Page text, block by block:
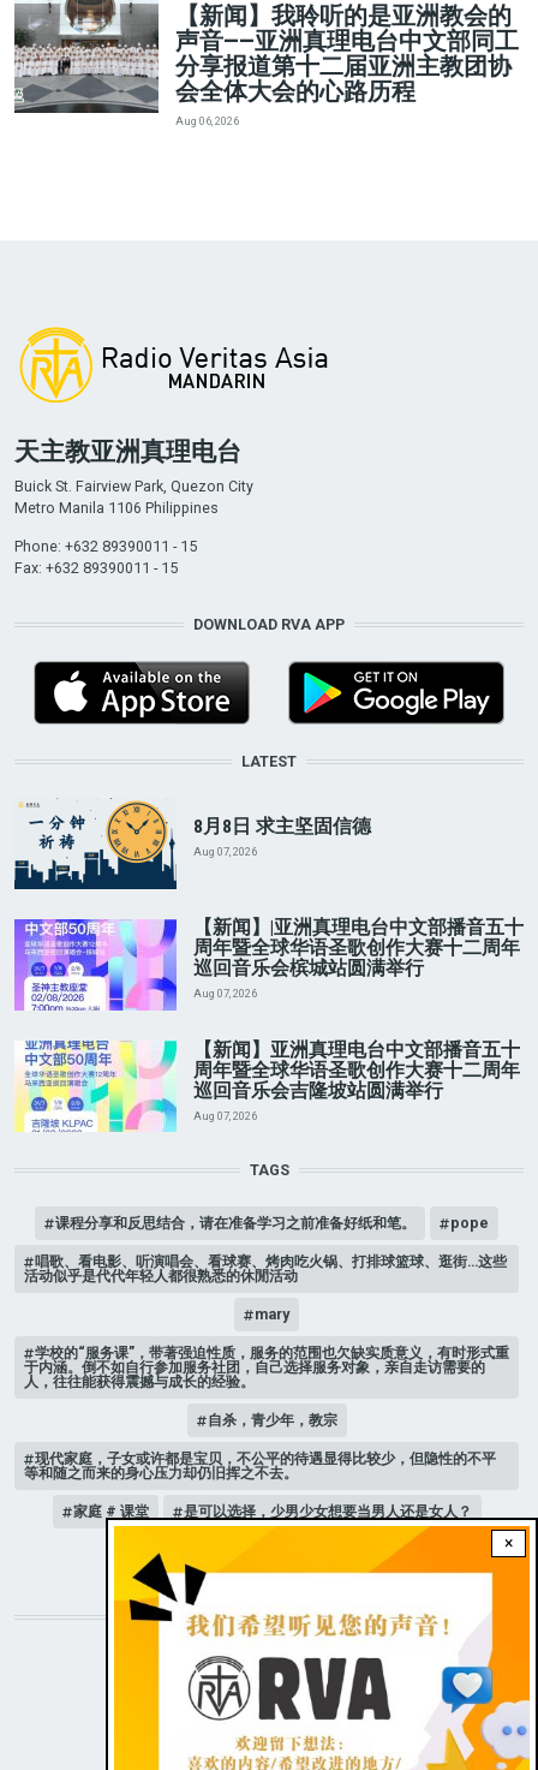
【新闻】我聆听的是亚洲教会的
声音——亚洲真理电台中文部同工
分享报道第十二届亚洲主教团协
会全体大会的心路历程
Aug 06, 2026
×
天主教亚洲真理电台
Buick St. Fairview Park, Quezon City
Metro Manila 1106 Philippines
Phone: +632 89390011 - 15
Fax: +632 89390011 - 15
DOWNLOAD RVA APP
LATEST
8月8日 求主坚固信德
Aug 07, 2026
【新闻】|亚洲真理电台中文部播音五十
周年暨全球华语圣歌创作大赛十二周年
巡回音乐会槟城站圆满举行
Aug 07, 2026
【新闻】亚洲真理电台中文部播音五十
周年暨全球华语圣歌创作大赛十二周年
巡回音乐会吉隆坡站圆满举行
Aug 07, 2026
TAGS
课程分享和反思结合，请在准备学习之前准备好纸和笔。 pope
唱歌、看电影、听演唱会、看球赛、烤肉吃火锅、打排球篮球、逛街…这些
活动似乎是代代年轻人都很熟悉的休閒活动
mary
学校的“服务课”，带著强迫性质，服务的范围也欠缺实质意义，有时形式重
于内涵。倒不如自行参加服务社团，自己选择服务对象，亲自走访需要的
人，往往能获得震撼与成长的经验。
自杀，青少年，教宗
现代家庭，子女或许都是宝贝，不公平的待遇显得比较少，但隐性的不平
等和随之而来的身心压力却仍旧挥之不去。
家庭 # 课堂 是可以选择，少男少女想要当男人还是女人？
STAY CONNECTED WITH US!